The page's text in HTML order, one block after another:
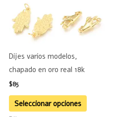
Dijes varios modelos,
chapado en oro real 18k
$85
Seleccionar opciones
Las
opciones
página